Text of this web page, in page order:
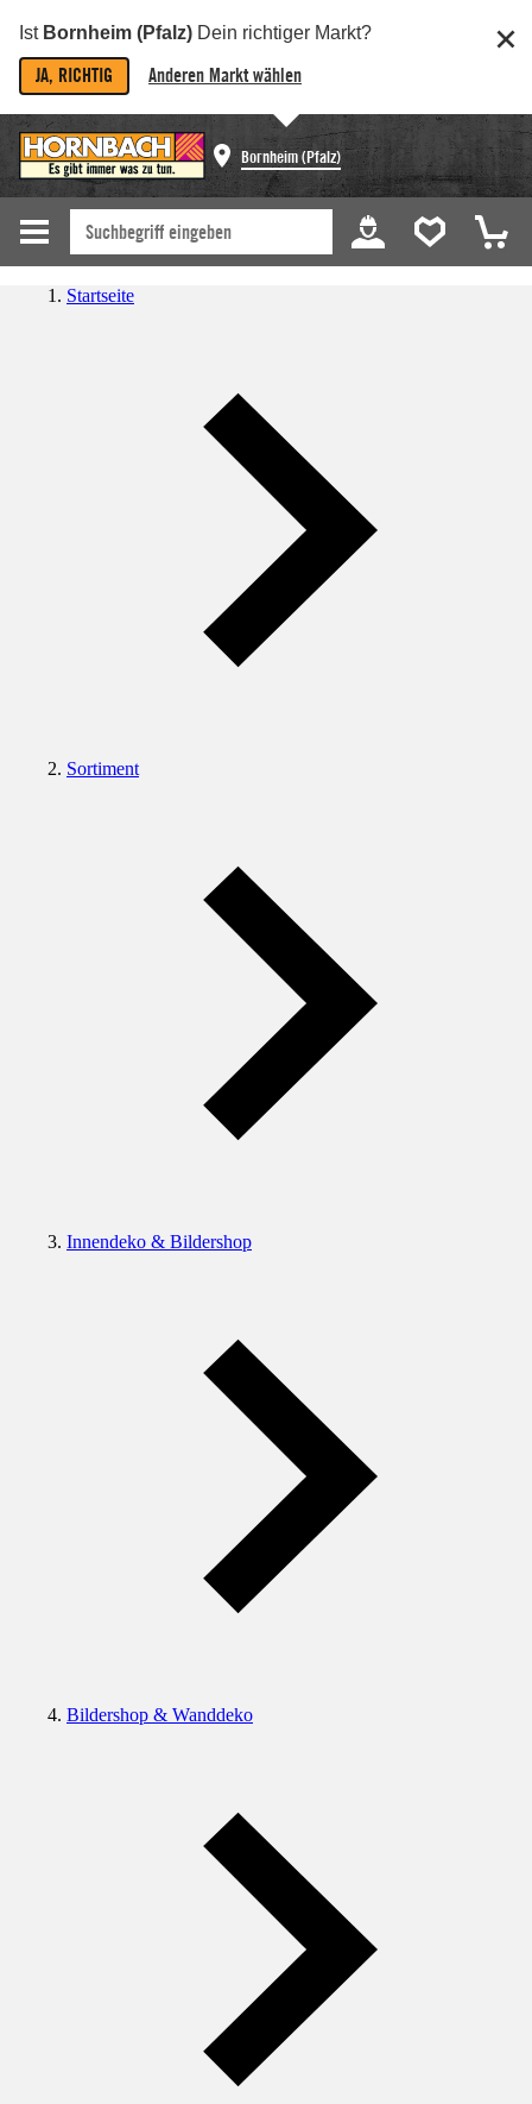
Ist Bornheim (Pfalz) Dein richtiger Markt?
JA, RICHTIG Anderen Markt wählen
Bornheim (Pfalz)
Startseite
Sortiment
Innendeko & Bildershop
Bildershop & Wanddeko